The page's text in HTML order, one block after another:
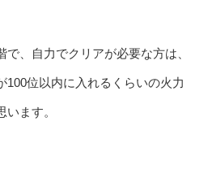
、自力でクリアが必要な方は、
100位以内に入れるくらいの火力
ます。